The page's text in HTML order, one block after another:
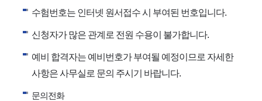
수험번호는 인터넷 원서접수 시 부여된 번호입니다.
신청자가 많은 관계로 전원 수용이 불가합니다.
예비 합격자는 예비번호가 부여될 예정이므로 자세한
사항은 사무실로 문의 주시기 바랍니다.
문의전화